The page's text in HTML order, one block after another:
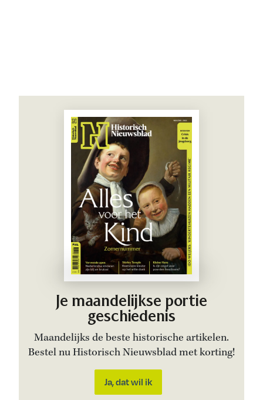
Je maandelijkse portie
geschiedenis
Maandelijks de beste historische artikelen.
Bestel nu Historisch Nieuwsblad met korting!
Ja, dat wil ik